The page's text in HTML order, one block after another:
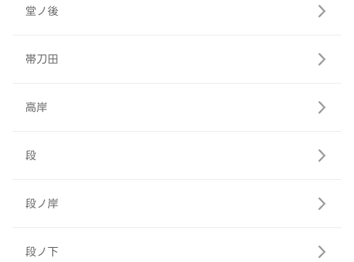
堂ノ後
帯刀田
高岸
段
段ノ岸
段ノ下